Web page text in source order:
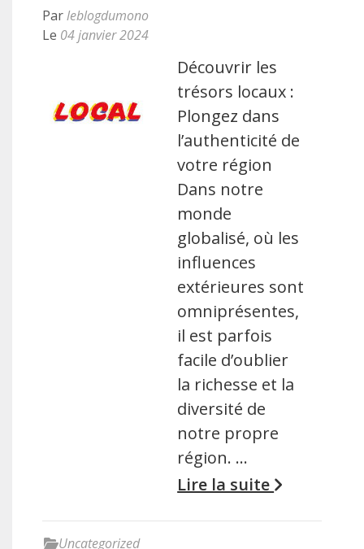
Parleblogdumono
Le 04 janvier 2024
Découvrir les
trésors locaux :
Plongez dans
l’authenticité de
votre région
Dans notre
monde
globalisé, où les
influences
extérieures sont
omniprésentes,
il est parfois
facile d’oublier
la richesse et la
diversité de
notre propre
région. …
Lire la suite
Uncategorized